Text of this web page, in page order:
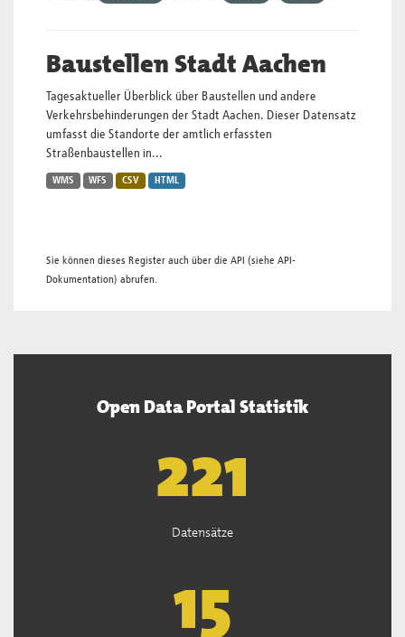
Baustellen Stadt Aachen
Tagesaktueller Überblick über Baustellen und andere
Verkehrsbehinderungen der Stadt Aachen. Dieser Datensatz
umfasst die Standorte der amtlich erfassten
Straßenbaustellen in...
WMS WFS CSV HTML
Sie können dieses Register auch über die API (siehe API-
Dokumentation) abrufen.
Open Data Portal Statistik
222
Datensätze
15